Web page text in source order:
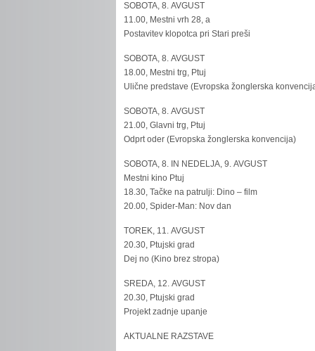
SOBOTA, 8. AVGUST
11.00, Mestni vrh 28, a
Postavitev klopotca pri Stari preši
SOBOTA, 8. AVGUST
18.00, Mestni trg, Ptuj
Ulične predstave (Evropska žonglerska
SOBOTA, 8. AVGUST
21.00, Glavni trg, Ptuj
Odprt oder (Evropska žonglerska konvencija)
SOBOTA, 8. IN NEDELJA, 9. AVGUST
Mestni kino Ptuj
18.30, Tačke na patrulji: Dino – film
20.00, Spider-Man: Nov dan
TOREK, 11. AVGUST
20.30, Ptujski grad
Dej no (Kino brez stropa)
SREDA, 12. AVGUST
20.30, Ptujski grad
Projekt zadnje upanje
AKTUALNE RAZSTAVE